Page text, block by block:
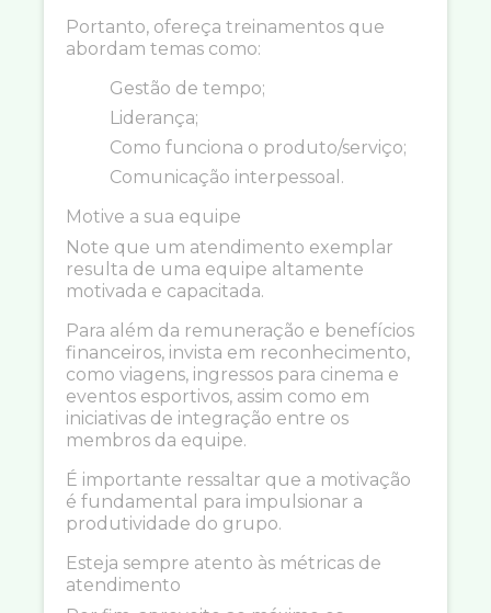
Portanto, ofereça treinamentos que
abordam temas como:
Gestão de tempo;
Liderança;
Como funciona o produto/serviço;
Comunicação interpessoal.
Motive a sua equipe
Note que um atendimento exemplar
resulta de uma equipe altamente
motivada e capacitada.
Para além da remuneração e benefícios
financeiros, invista em reconhecimento,
como viagens, ingressos para cinema e
eventos esportivos, assim como em
iniciativas de integração entre os
membros da equipe.
É importante ressaltar que a motivação
é fundamental para impulsionar a
produtividade do grupo.
Esteja sempre atento às métricas de
atendimento